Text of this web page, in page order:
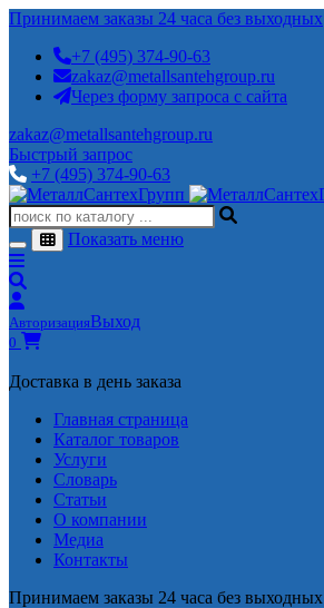
Принимаем заказы 24 часа без выходных
+7 (495) 374-90-63
zakaz@metallsantehgroup.ru
Через форму запроса с сайта
zakaz@metallsantehgroup.ru
Быстрый запрос
+7 (495) 374-90-63
Показать меню
АвторизацияВыход
0
Доставка в день заказа
Главная страница
Каталог товаров
Услуги
Словарь
Статьи
О компании
Медиа
Контакты
Принимаем заказы 24 часа без выходных